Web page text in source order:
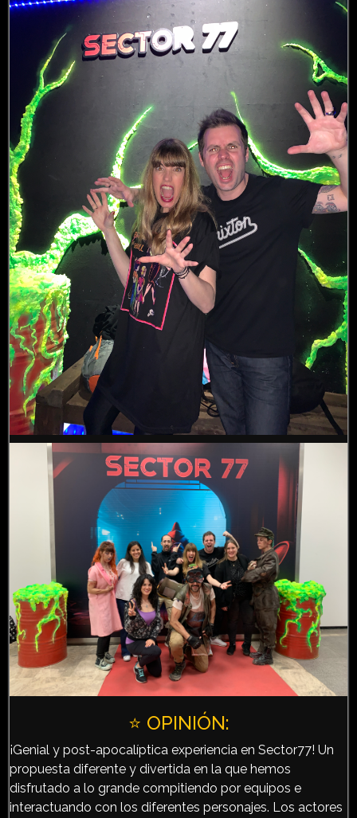
⭐️ OPINIÓN:
¡Genial y post-apocalíptica experiencia en Sector77! Un
propuesta diferente y divertida en la que hemos
disfrutado a lo grande compitiendo por equipos e
interactuando con los diferentes personajes. Los actores